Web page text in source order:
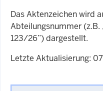
Das Aktenzeichen wird
Abteilungsnummer (z.B.
123/26”) dargestellt.
Letzte Aktualisierung: